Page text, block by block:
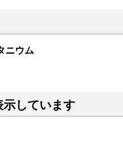
ニウム
示しています